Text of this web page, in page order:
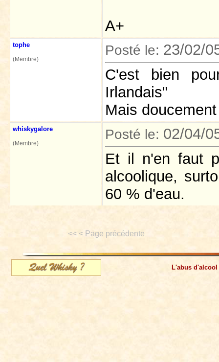
A+
tophe
(Membre)
Posté le: 23/02/
C'est bien
Irlandais"
Mais
whiskygalore
(Membre)
Posté le: 02/04/
Et il n'en faut
alcoolique,
60 % d'eau.
<< < Page précédente
L'abus